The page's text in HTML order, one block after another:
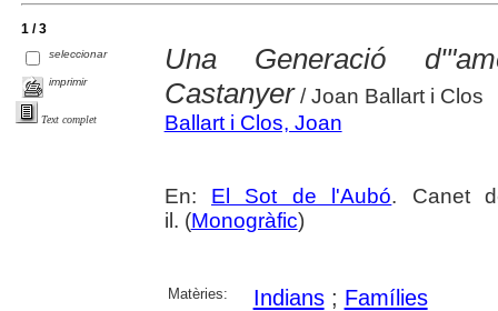
1 / 3
seleccionar
imprimir
Text complet
Una Generació
Castanyer/ Joan Ballart i Clos
Ballart i Clos, Joan
En: El Sot de l'Aubó. Canet
il. (Monogràfic)
Matèries: Indians; Famílies